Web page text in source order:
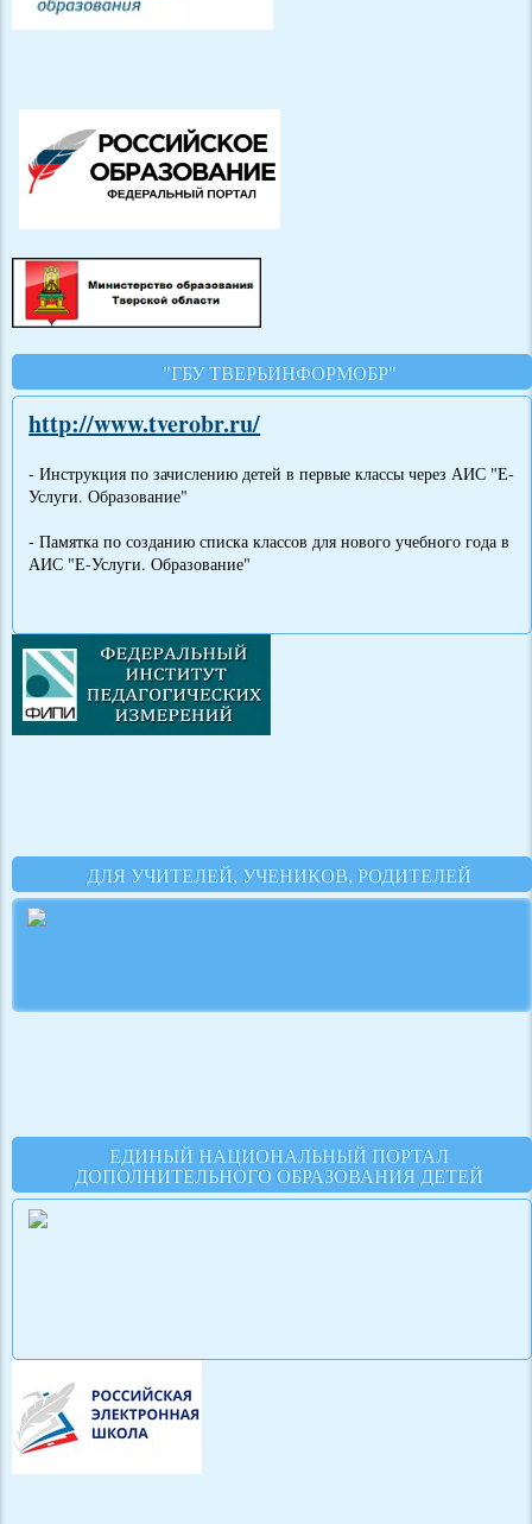
"ГБУ ТВЕРЬИНФОРМОБР"
http://www.tverobr.ru/
- Инструкция по зачислению детей в первые классы через АИС "Е-
Услуги. Образование"
- Памятка по созданию списка классов для нового учебного года в
АИС "Е-Услуги. Образование"
ДЛЯ УЧИТЕЛЕЙ, УЧЕНИКОВ, РОДИТЕЛЕЙ
ЕДИНЫЙ НАЦИОНАЛЬНЫЙ ПОРТАЛ
ДОПОЛНИТЕЛЬНОГО ОБРАЗОВАНИЯ ДЕТЕЙ